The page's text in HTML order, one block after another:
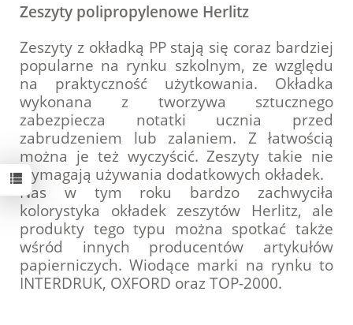
Zeszyty polipropylenowe Herlitz
Zeszyty z okładką PP stają się coraz bardziej
popularne na rynku szkolnym, ze względu
na praktyczność użytkowania. Okładka
wykonana z tworzywa sztucznego
zabezpiecza notatki ucznia przed
zabrudzeniem lub zalaniem. Z łatwością
można je też wyczyścić. Zeszyty takie nie
wymagają używania dodatkowych okładek.
Nas w tym roku bardzo zachwyciła
kolorystyka okładek zeszytów Herlitz, ale
produkty tego typu można spotkać także
wśród innych producentów artykułów
papierniczych. Wiodące marki na rynku to
INTERDRUK, OXFORD oraz TOP-2000.